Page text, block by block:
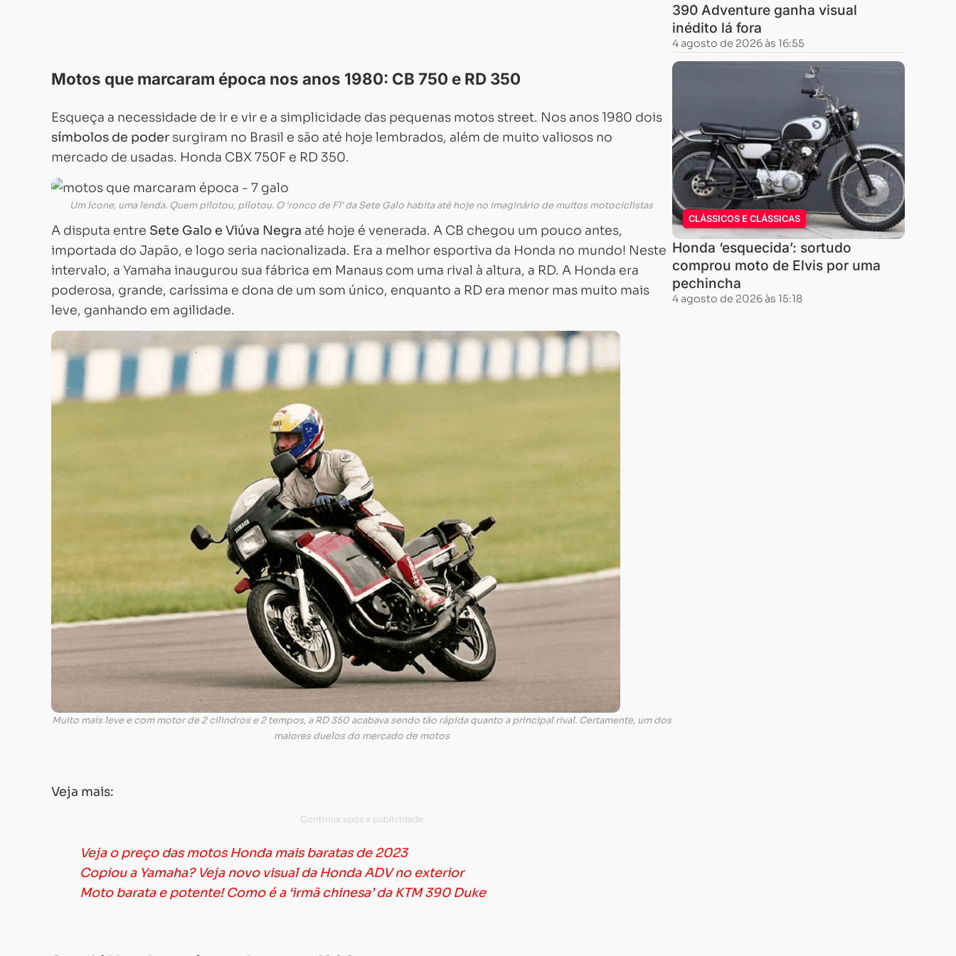
Motos que marcaram época nos anos 1980: CB 750 e RD 350
Esqueça a necessidade de ir e vir e a simplicidade das pequenas motos street. Nos anos 1980 dois
símbolos de poder surgiram no Brasil e são até hoje lembrados, além de muito valiosos no
mercado de usadas. Honda CBX 750F e RD 350.
Um ícone, uma lenda. Quem pilotou, pilotou. O ‘ronco de F1’ da Sete Galo habita até hoje no imaginário de muitos motociclistas
A disputa entre Sete Galo e Viúva Negra até hoje é venerada. A CB chegou um pouco antes,
importada do Japão, e logo seria nacionalizada. Era a melhor esportiva da Honda no mundo! Neste
intervalo, a Yamaha inaugurou sua fábrica em Manaus com uma rival à altura, a RD. A Honda era
poderosa, grande, caríssima e dona de um som único, enquanto a RD era menor mas muito mais
leve, ganhando em agilidade.
Muito mais leve e com motor de 2 cilindros e 2 tempos, a RD 350 acabava sendo tão rápida quanto a principal rival. Certamente, um dos
maiores duelos do mercado de motos
Veja mais:
Veja o preço das motos Honda mais baratas de 2023
Copiou a Yamaha? Veja novo visual da Honda ADV no exterior
Moto barata e potente! Como é a ‘irmã chinesa’ da KTM 390 Duke
390 Adventure ganha visual
inédito lá fora
4 agosto de 2026 às 16:55
CLÁSSICOS E CLÁSSICAS
Honda ‘esquecida’: sortudo
comprou moto de Elvis por uma
pechincha
4 agosto de 2026 às 15:18